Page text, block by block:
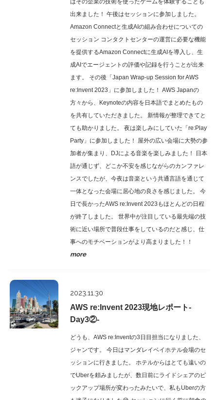
はその企業の技術を使ったゲームを体験することも
出来ました！ 午後はセッションに参加しました。
Amazon Connectと生成AIの組み合わせについての
セッション コンタクトセンターの運営に必要な機能
を提供するAmazon Connectに生成AIを導入し、生
成AIでエージェントの評価や記録を行うことが出来
ます。 その後「Japan Wrap-up Session for AWS
re:Invent 2023」に参加しました！ AWS Japanの
方々から、Keynoteの内容を日本語でまとめたもの
を共有していただきました。 新情報が整理できてと
ても助かりました。 夜は楽しみにしていた「re:Play
Party」に参加しました！ 屋外の広い会場に大勢の参
加者が集まり、DJによる音楽を楽しみました！ 日本
語が通じず、どこか不安を感じながらのカンファレ
ンスでしたが、今夜は音楽という共通言語を通じて
一体となった会場に居心地の良さを感じました。 今
日で長かったAWS re:Invent 2023もほとんどの日程
が終了しました。 世界中が注目している最先端の技
術に近い場所で普段仕事をしているのだと感じ、仕
事へのモチベーションがより高まりました！！
more
2023.11.30
AWS re:Invent 2023現地レポート-
Day3②-
どうも、AWS re:Inventの3日目担当になりました、
ジャンです。 今日はマンダレイベイホテル会場のセ
ッションに行きました。 ホテルからはとても遠いの
でUberを頼みましたが、数日前にライドシェアのピ
ックアップ場所が変わったみたいで、私もUberの方